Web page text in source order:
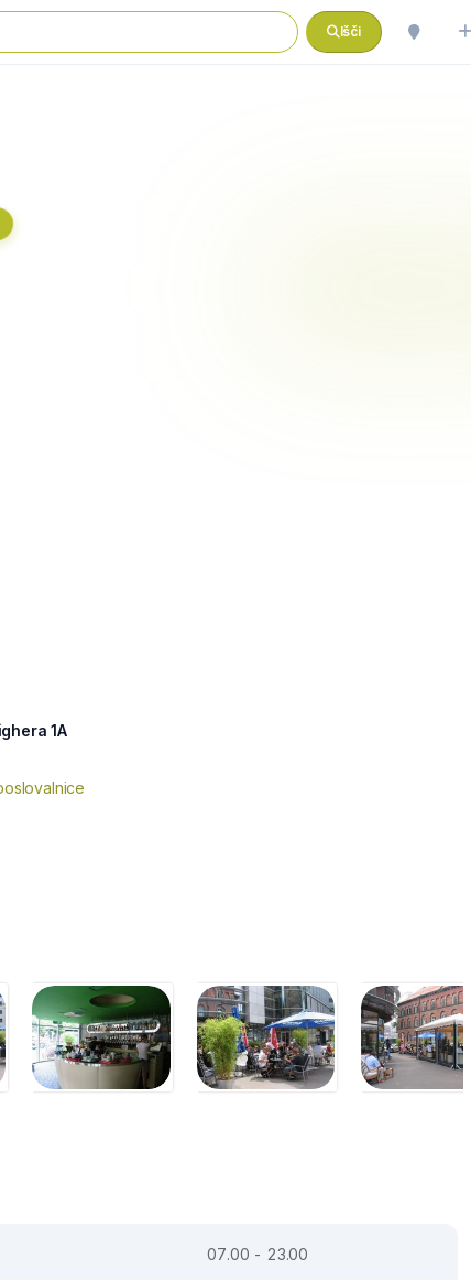
Išči
1A
07.00 - 23.00